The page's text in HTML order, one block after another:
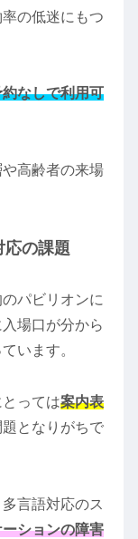
の低迷にもつ
約なしで利用可
高齢者の来場
応の課題
パビリオンに
場口が分から
います。
っては案内表
となりがちで
言語対応のス
ションの障害